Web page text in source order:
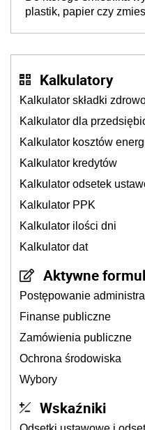
plastik, papier czy
Kalkulatory
Kalkulator składki
Kalkulator dla
Kalkulator kosztów
Kalkulator kredytów
Kalkulator odsetek
Kalkulator PPK
Kalkulator ilości dni
Kalkulator dat
Aktywne
Postępowanie
Finanse publiczne
Zamówienia publiczne
Ochrona środowiska
Wybory
Wskaźniki